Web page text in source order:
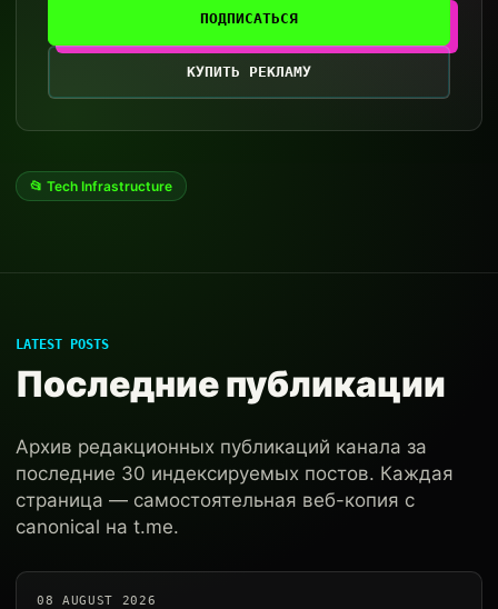
ПОДПИСАТЬСЯ
КУПИТЬ РЕКЛАМУ
📂 Tech Infrastructure
LATEST POSTS
Последние публикации
Архив редакционных публикаций канала за
последние 30 индексируемых постов. Каждая
страница — самостоятельная веб-копия с
canonical на t.me.
08 AUGUST 2026